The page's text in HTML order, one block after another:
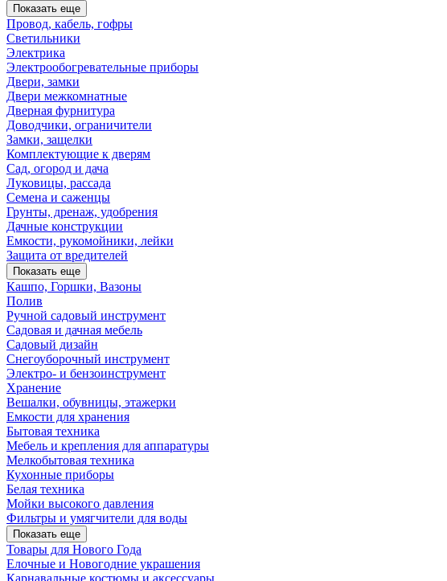
Показать еще
Провод, кабель, гофры
Светильники
Электрика
Электрообогревательные приборы
Двери, замки
Двери межкомнатные
Дверная фурнитура
Доводчики, ограничители
Замки, защелки
Комплектующие к дверям
Сад, огород и дача
Луковицы, рассада
Семена и саженцы
Грунты, дренаж, удобрения
Дачные конструкции
Емкости, рукомойники, лейки
Защита от вредителей
Показать еще
Кашпо, Горшки, Вазоны
Полив
Ручной садовый инструмент
Садовая и дачная мебель
Садовый дизайн
Снегоуборочный инструмент
Электро- и бензоинструмент
Хранение
Вешалки, обувницы, этажерки
Емкости для хранения
Бытовая техника
Мебель и крепления для аппаратуры
Мелкобытовая техника
Кухонные приборы
Белая техника
Мойки высокого давления
Фильтры и умягчители для воды
Показать еще
Товары для Нового Года
Елочные и Новогодние украшения
Карнавальные костюмы и аксессуары